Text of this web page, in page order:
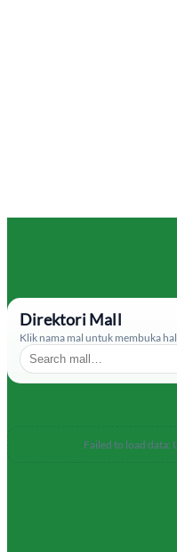
Direktori Mall
Klik nama mal untuk membuka
Failed to load data: